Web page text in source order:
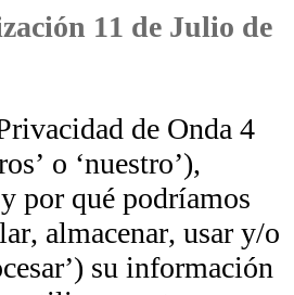
11 de Julio de
de Onda 4
o ‘nuestro’),
por qué podríamos
almacenar, usar y/o
su información